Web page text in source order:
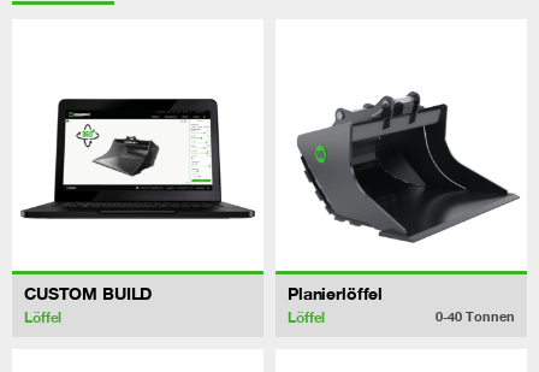
CUSTOM BUILD
Löffel
Planierlöffel
Löffel 0-40 Tonnen